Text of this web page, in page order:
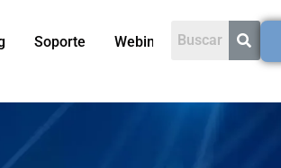
Soporte Webinars